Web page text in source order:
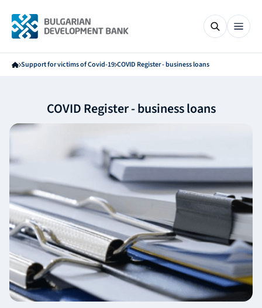
Support for victims of Covid-19 COVID Register - business loans
COVID Register - business loans